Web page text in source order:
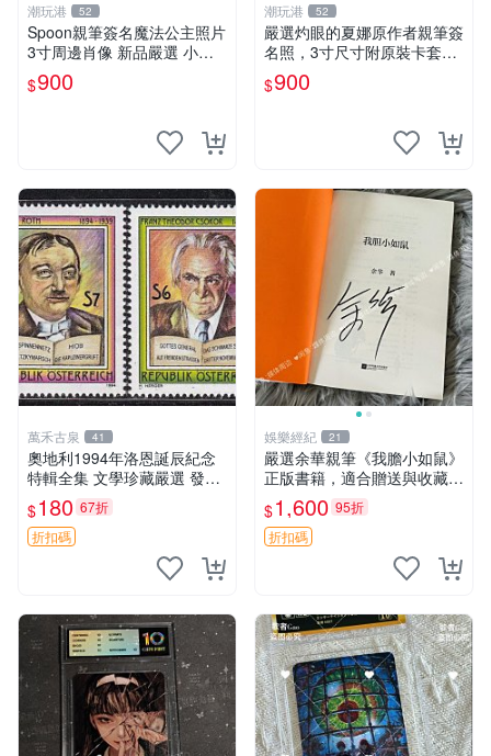
潮玩港 52
Spoon親筆簽名魔法公主照片
3寸周邊肖像 新品嚴選 小煩
惱希婭 紙質相框 時尚擺設 規
格尺寸 周邊珍藏
$900
潮玩港 52
嚴選灼眼的夏娜原作者親筆簽
名照，3寸尺寸附原裝卡套。
收藏家推薦，適合漫迷珍藏。
3寸 簽名 照片
$900
萬禾古泉 41
奧地利1994年洛恩誕辰紀念
特輯全集 文學珍藏嚴選 發行
人首發 典藏版 百年記憶 文學
愛好者必備
$180 67折
折扣碼
娛樂經紀 21
嚴選余華親筆《我膽小如鼠》
正版書籍，適合贈送與收藏，
專業包裝發貨。秦山簽名珍藏
版 我膽小如鼠 余華 現代文學
$1,600 95折
折扣碼